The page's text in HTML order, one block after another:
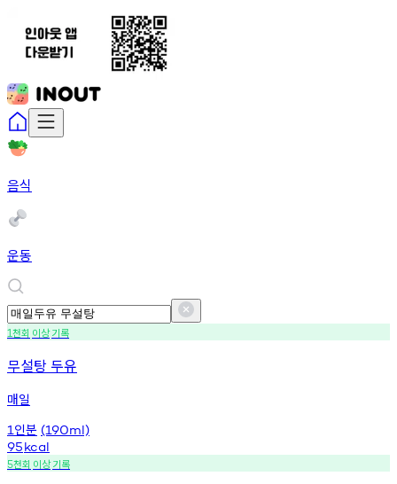
음식
운동
1천회 이상기록
무설탕 두유
매일
1 인분 (190ml)
95kcal
5천회 이상기록